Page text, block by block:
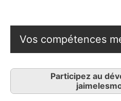
Vos compétences
Participez au